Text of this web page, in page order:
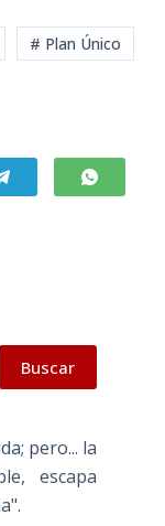
# Plan Único
Buscar
pero... la
escapa